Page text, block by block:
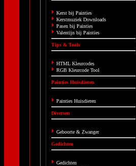
Kerst bij Painties
Kerstmuziek Downloads
Pasen bij Painties
Valentijn bij Painties
Tips & Tools
HTML Kleurcodes
RGB Kleurcode Tool
Painties Huisdieren
Painties Huisdieren
Diversen
Geboorte & Zwanger
Gedichten
Gedichten